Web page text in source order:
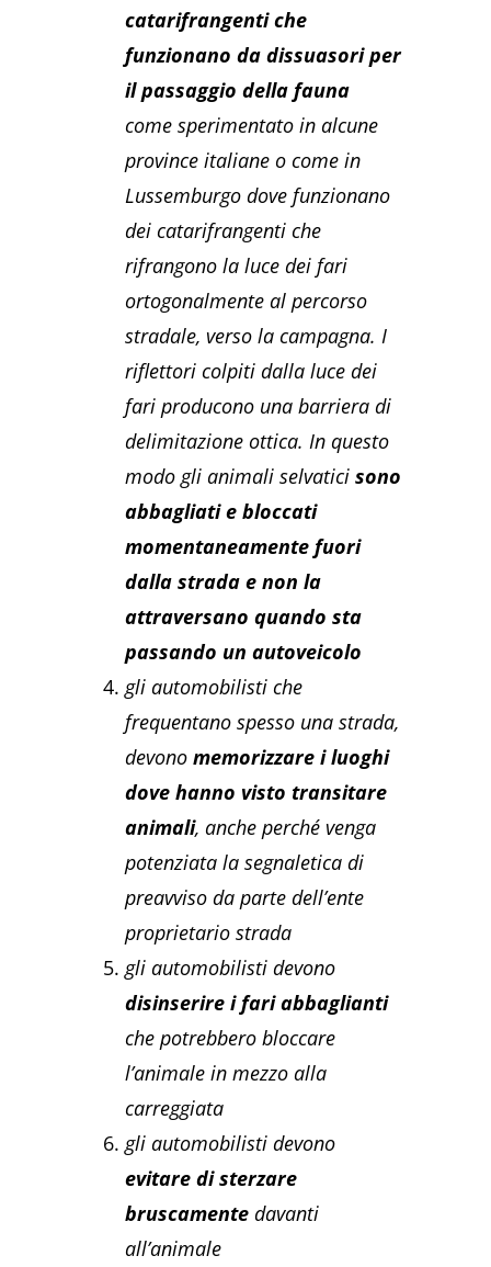
catarifrangenti che
funzionano da dissuasori per
il passaggio della fauna
come sperimentato in alcune
province italiane o come in
Lussemburgo dove funzionano
dei catarifrangenti che
rifrangono la luce dei fari
ortogonalmente al percorso
stradale, verso la campagna. I
riflettori colpiti dalla luce dei
fari producono una barriera di
delimitazione ottica. In questo
modo gli animali selvatici sono
abbagliati e bloccati
momentaneamente fuori
dalla strada e non la
attraversano quando sta
passando un autoveicolo
gli automobilisti che
frequentano spesso una strada,
devono memorizzare i luoghi
dove hanno visto transitare
animali, anche perché venga
potenziata la segnaletica di
preavviso da parte dell’ente
proprietario strada
gli automobilisti devono
disinserire i fari abbaglianti
che potrebbero bloccare
l’animale in mezzo alla
carreggiata
gli automobilisti devono
evitare di sterzare
bruscamente davanti
all’animale